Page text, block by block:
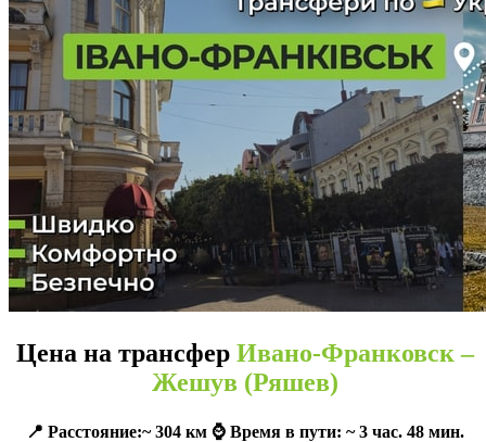
Цена на трансфер Ивано-Франковск –
Жешув (Ряшев)
📍 Расстояние:~ 304 км ⌚️ Время в пути: ~ 3 час. 48 мин.